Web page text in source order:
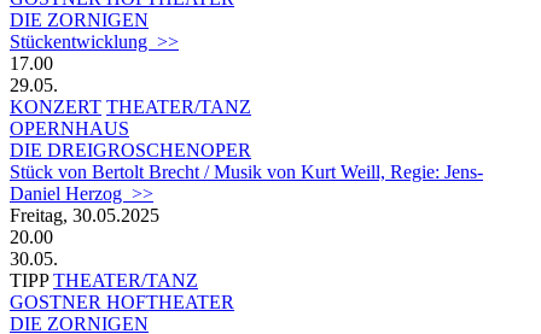
DIE ZORNIGEN
Stückentwicklung >>
17.00
29.05.
KONZERT THEATER/TANZ
OPERNHAUS
DIE DREIGROSCHENOPER
Stück von Bertolt Brecht / Musik von Kurt Weill, Regie: Jens-
Daniel Herzog >>
Freitag, 30.05.2025
20.00
30.05.
TIPP THEATER/TANZ
GOSTNER HOFTHEATER
DIE ZORNIGEN